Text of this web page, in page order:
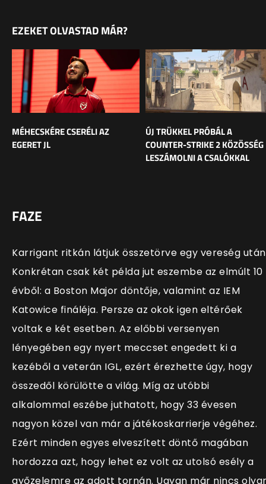
EZEKET OLVASTAD MÁR?
MÉHECSKÉRE CSERÉLI AZ
EGERET JL
ÚJ TRÜKKEL PRÓBÁL A
COUNTER-STRIKE 2 KÖZÖSSÉG
LESZÁMOLNI A CSALÓKKAL
FAZE
Karrigant ritkán látjuk összetörve egy vereség
Konkrétan csak két példa jut eszembe az elmúlt 10
évből: a Boston Major döntője, valamint az IEM
Katowice fináléja. Persze az okok igen eltérőek
voltak e két esetben. Az előbbi versenyen
lényegében egy nyert meccset engedett ki a
kezéből a veterán IGL, ezért érezhette úgy, hogy
összedől körülötte a világ. Míg az utóbbi
alkalommal eszébe juthatott, hogy 33 évesen
nagyon közel van már a játékoskarrierje végéhez.
Ezért minden egyes elveszített döntő magában
hordozza azt, hogy lehet ez volt az utolsó esély a
győzelemre az adott tornán. Ugyan már nincs